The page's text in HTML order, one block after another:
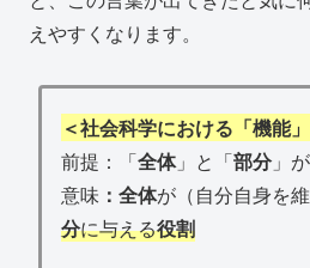
えやすくなります。
＜社会科学における「機能
前提：「全体」と「部分」
意味 ：全体が（自分自身を
分に与える役割